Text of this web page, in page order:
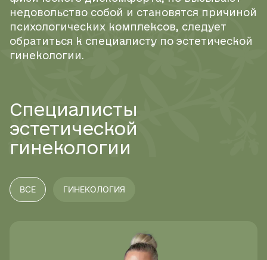
недовольство собой и становятся причиной
психологических комплексов, следует
обратиться к специалисту по эстетической
гинекологии.
Специалисты
эстетической
гинекологии
ВСЕ ГИНЕКОЛОГИЯ